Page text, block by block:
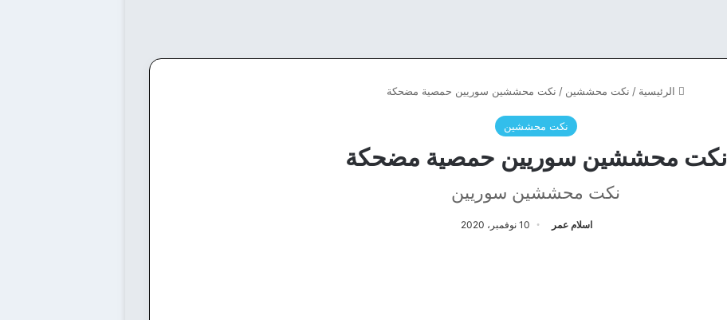
الرئيسية / نكت محششين / نكت محششين سوريين حمصية مضحكة
نكت محششين
نكت محششين سوريين حمصية مضحكة
نكت محششين سوريين
اسلام عمر 10 نوفمبر، 2020